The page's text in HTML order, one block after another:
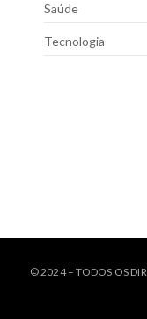
Saúde
Tecnologia
© 2024 – TODOS OS